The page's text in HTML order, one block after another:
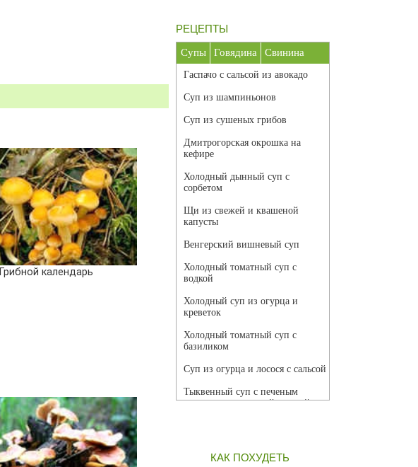
Грибной календарь
РЕЦЕПТЫ
Супы Говядина Свинина
Гаспачо с сальсой из авокадо
Суп из шампиньонов
Суп из сушеных грибов
Дмитрогорская окрошка на
кефире
Холодный дынный суп с
сорбетом
Щи из свежей и квашеной
капусты
Венгерский вишневый суп
Холодный томатный суп с
водкой
Холодный суп из огурца и
креветок
Холодный томатный суп с
базиликом
Суп из огурца и лосося с сальсой
Тыквенный суп с печеным
чесноком и томатной сальсой
красного перца
КАК ПОХУДЕТЬ